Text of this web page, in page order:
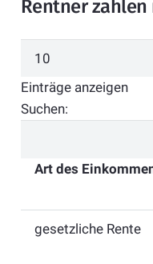
Rentner zahlen
Einträge anzeigen
Suchen:
Art des
gesetzliche Rente